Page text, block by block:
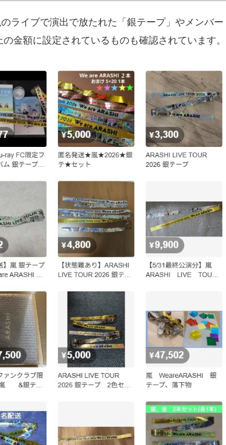
ライブで演出で放たれた「銀テープ」やメンバー
金額に設定されているものも確認されています。